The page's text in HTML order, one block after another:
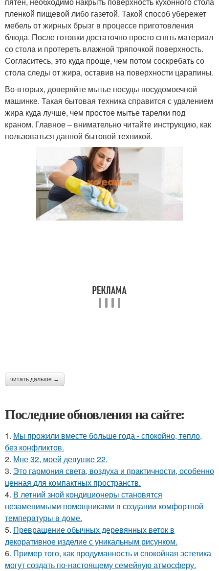
пленкой пищевой либо газетой. Такой способ убережет
мебель от жирных брызг в процессе приготовления
блюда. После готовки достаточно просто снять материал
со стола и протереть влажной тряпочкой поверхность.
Согласитесь, это куда проще, чем потом соскребать со
стола следы от жира, оставив на поверхности царапины.
Во-вторых, доверяйте мытье посуды посудомоечной
машинке. Такая бытовая техника справится с удалением
жира куда лучше, чем простое мытье тарелки под
краном. Главное – внимательно читайте инструкцию, как
пользоваться данной бытовой техникой.
читать дальше →
Последние обновления на сайте:
1. Мы прожили вместе больше года - спокойно, тепло,
без конфликтов.
2. Мне 32, моей девушке 22.
3. Это гармония света, воздуха и практичности, особенно
ценная для компактных пространств.
4. В летний зной кондиционеры становятся
незаменимыми помощниками в создании комфортной
температуры в доме.
5. Превращение обычных деревянных веток в
декоративное изделие с уникальным рисунком.
6. Пример того, как продуманность и спокойная эстетика
могут создать по-настоящему семейную атмосферу.